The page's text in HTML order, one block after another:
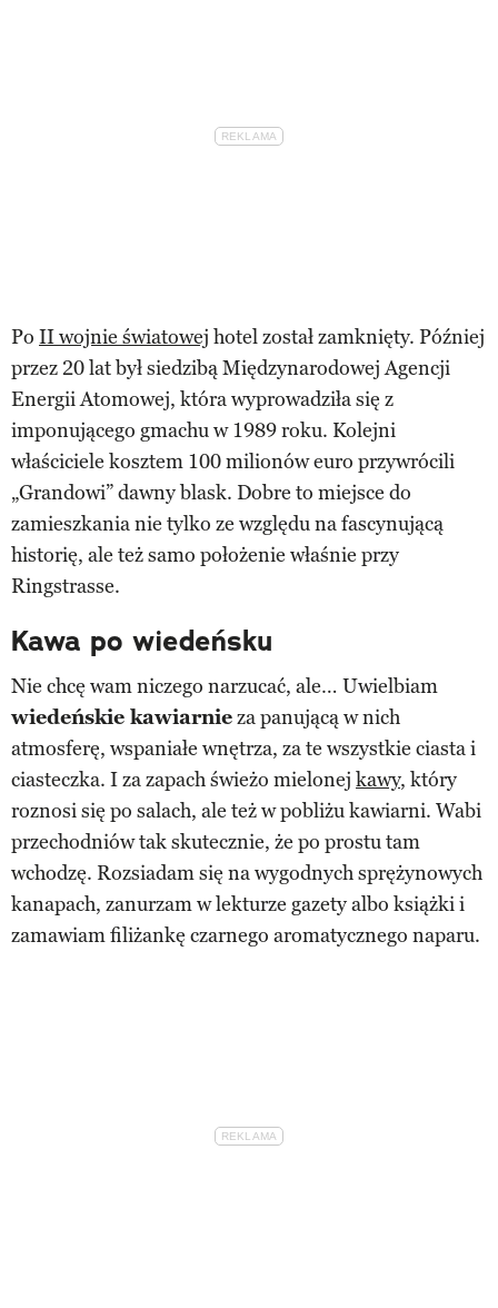
Po II wojnie światowej hotel został zamknięty. Później
przez 20 lat był siedzibą Międzynarodowej Agencji
Energii Atomowej, która wyprowadziła się z
imponującego gmachu w 1989 roku. Kolejni
właściciele kosztem 100 milionów euro przywrócili
„Grandowi” dawny blask. Dobre to miejsce do
zamieszkania nie tylko ze względu na fascynującą
historię, ale też samo położenie właśnie przy
Ringstrasse.
Kawa po wiedeńsku
Nie chcę wam niczego narzucać, ale… Uwielbiam
wiedeńskie kawiarnieza panującą w nich
atmosferę, wspaniałe wnętrza, za te wszystkie ciasta i
ciasteczka. I za zapach świeżo mielonej kawy, który
roznosi się po salach, ale też w pobliżu kawiarni. Wabi
przechodniów tak skutecznie, że po prostu tam
wchodzę. Rozsiadam się na wygodnych sprężynowych
kanapach, zanurzam w lekturze gazety albo książki i
zamawiam filiżankę czarnego aromatycznego naparu.